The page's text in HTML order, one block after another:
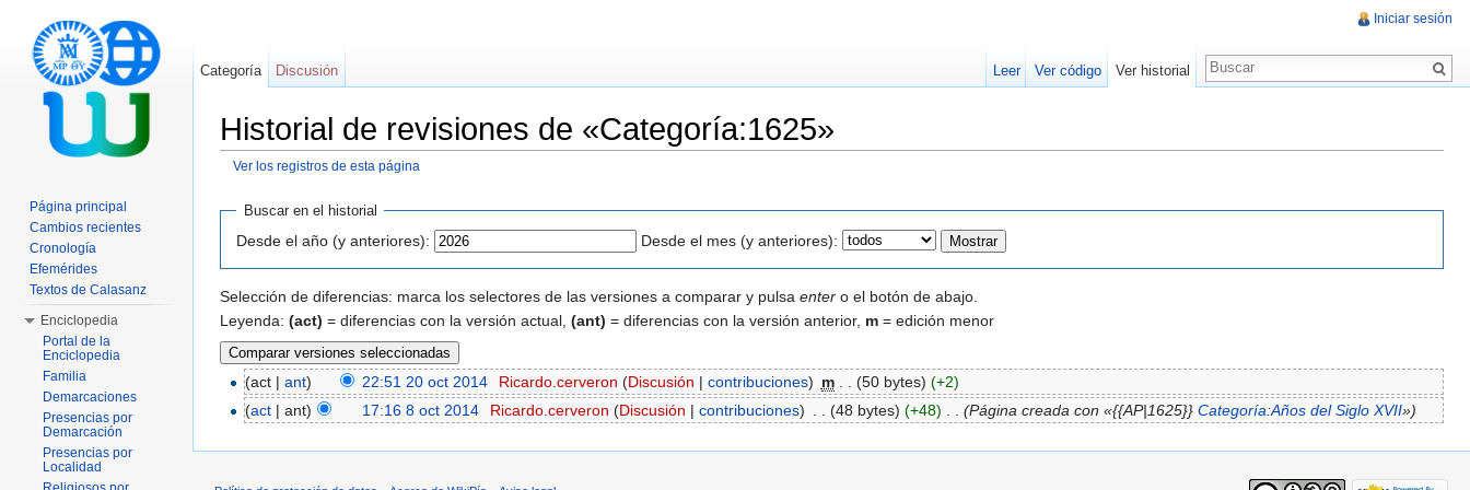
Historial de revisiones de «Categoría:1625»
Ver los registros de esta página
Buscar en el historial
Desde el año (y anteriores): Desde el mes (y anteriores):
Selección de diferencias: marca los selectores de las versiones a comparar y pulsa enter o el botón de abajo.
Leyenda: (act) = diferencias con la versión actual, (ant) = diferencias con la versión anterior, m = edición menor
(act |ant) 22:51 20 oct 2014 Ricardo.cerveron (Discusión | contribuciones) m (50 bytes) (+2)
(act | ant) 17:16 8 oct 2014 Ricardo.cerveron (Discusión | contribuciones) (48 bytes) (+48) (Página creada con «{{AP|1625}} Categoría:Años del Siglo XVII»)
Iniciar sesión
Categoría Discusión Leer Ver código Ver historial
Página principal
Cambios recientes
Cronología
Efemérides
Textos de Calasanz
Enciclopedia
Portal de la
Enciclopedia
Familia
Demarcaciones
Presencias por
Demarcación
Presencias por
Localidad